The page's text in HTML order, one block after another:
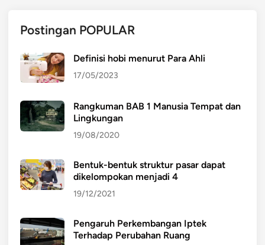
Postingan POPULAR
Definisi hobi menurut Para Ahli
17/05/2023
Rangkuman BAB 1 Manusia Tempat dan
Lingkungan
19/08/2020
Bentuk-bentuk struktur pasar dapat
dikelompokan menjadi 4
19/12/2021
Pengaruh Perkembangan Iptek
Terhadap Perubahan Ruang